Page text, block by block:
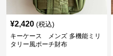
¥2,420 (税込)
キーケース メンズ 多機能ミリ
タリー風ポーチ財布